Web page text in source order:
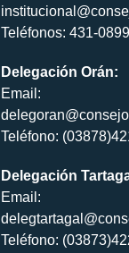
Teléfonos: 431-0899
Delegación Orán:
Email:
Teléfono:
Delegación
Email:
Teléfono: